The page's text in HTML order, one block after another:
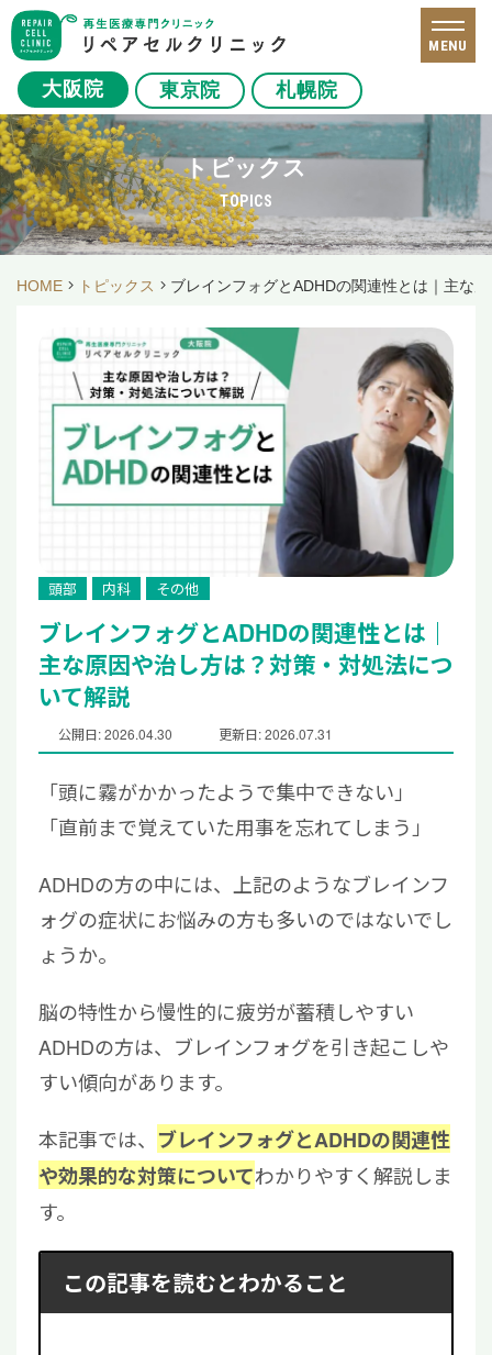
大阪院 東京院 札幌院
MENU
トピックス
TOPICS
HOME トピックス ブレインフォグとADHDの関連性とは｜主な
頭部 内科 その他
ブレインフォグとADHDの関連性とは｜
主な原因や治し方は？対策・対処法につ
いて解説
公開日: 2026.04.30 更新日: 2026.07.31
「頭に霧がかかったようで集中できない」
「直前まで覚えていた用事を忘れてしまう」
ADHDの方の中には、上記のようなブレインフ
ォグの症状にお悩みの方も多いのではないでし
ょうか。
脳の特性から慢性的に疲労が蓄積しやすい
ADHDの方は、ブレインフォグを引き起こしや
すい傾向があります。
本記事では、 ブレインフォグとADHDの関連性
や効果的な対策についてわかりやすく解説しま
す。
この記事を読むとわかること